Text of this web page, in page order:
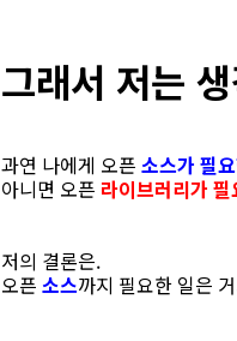
그래서 저는
과연 나에게 오픈 소스가 필
아니면 오픈 라이브러리가
저의 결론은.
오픈 소스까지 필요한 일은